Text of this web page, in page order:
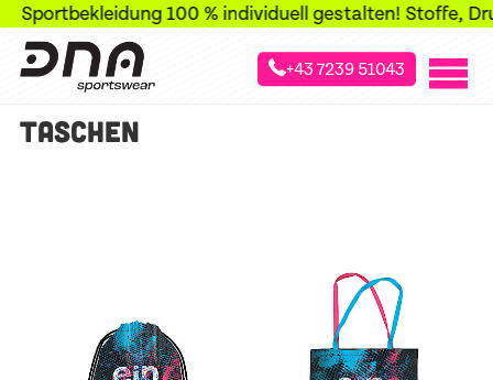
+43 7239 51043
»
TASCHEN